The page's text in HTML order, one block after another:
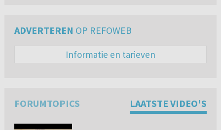
ADVERTEREN OP REFOWEB
Informatie en tarieven
FORUMTOPICS LAATSTE VIDEO'S